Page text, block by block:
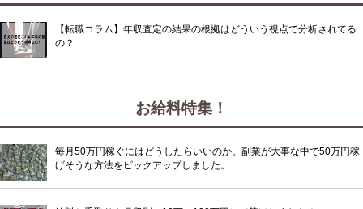
【転職コラム】年収査定の結果の根拠はどういう視点で分析されてる
の？
お給料特集！
毎月50万円稼ぐにはどうしたらいいのか。副業が大事な中で50万円稼
げそうな方法をピックアップしました。